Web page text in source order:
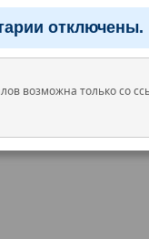
отключены.
возможна только со